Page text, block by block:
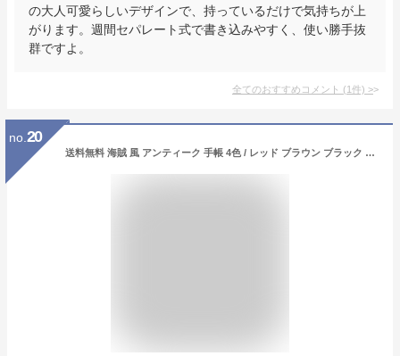
の大人可愛らしいデザインで、持っているだけで気持ちが上
がります。週間セパレート式で書き込みやすく、使い勝手抜
群ですよ。
全てのおすすめコメント (1件) >
no. 20
送料無料 海賊 風 アンティーク 手帳 4色 / レッド ブラウン ブラック グリーン 日記 日記帳 航海日誌 雑貨 文具 ノート 文房具 おしゃれ 筆記用具 筆記具 メモ メモ帳 雑記帳 インテリア 型押し PUレザー ブックマーカー しおり 革ひも チャーム レトロ